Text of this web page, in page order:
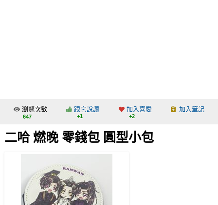
交流中心
攤位轉讓區
會員中心
註冊會員
登入
瀏覽次數
647
跟它說讚
+1
加入喜愛
+2
加入筆記
二哈 燃晚 零錢包 圓型小包